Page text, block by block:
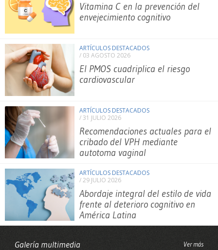
Vitamina C en la prevención del
envejecimiento cognitivo
ARTÍCULOS DESTACADOS
/ 03 AGOSTO 2026
El PMOS cuadriplica el riesgo
cardiovascular
ARTÍCULOS DESTACADOS
/ 31 JULIO 2026
Recomendaciones actuales para el
cribado del VPH mediante
autotoma vaginal
ARTÍCULOS DESTACADOS
/ 29 JULIO 2026
Abordaje integral del estilo de vida
frente al deterioro cognitivo en
América Latina
Galería multimedia Ver más